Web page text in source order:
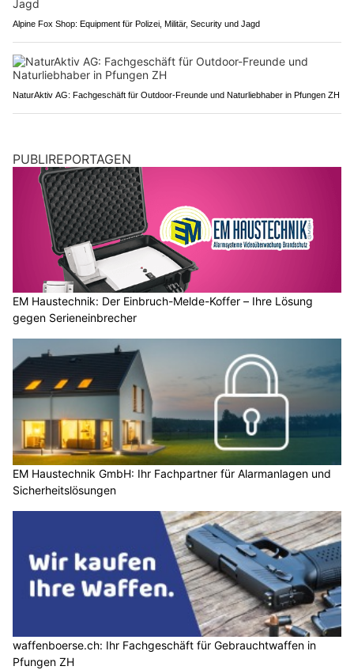
Alpine Fox Shop: Equipment für Polizei, Militär, Security und Jagd
NaturAktiv AG: Fachgeschäft für Outdoor-Freunde und Naturliebhaber in Pfungen ZH
PUBLIREPORTAGEN
EM Haustechnik: Der Einbruch-Melde-Koffer – Ihre Lösung
gegen Serieneinbrecher
EM Haustechnik GmbH: Ihr Fachpartner für Alarmanlagen und
Sicherheitslösungen
waffenboerse.ch: Ihr Fachgeschäft für Gebrauchtwaffen in
Pfungen ZH